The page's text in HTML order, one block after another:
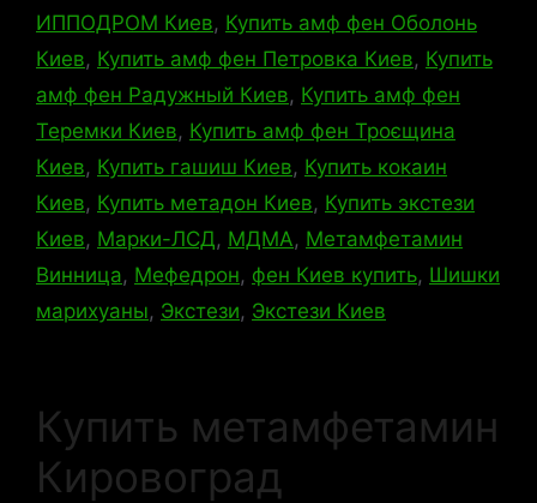
ИППОДРОМ Киев, Купить амф фен Оболонь
Киев, Купить амф фен Петровка Киев, Купить
амф фен Радужный Киев, Купить амф фен
Теремки Киев, Купить амф фен Троєщина
Киев, Купить гашиш Киев, Купить кокаин
Киев, Купить метадон Киев, Купить экстези
Киев, Марки-ЛСД, МДМА, Метамфетамин
Винница, Мефедрон, фен Киев купить, Шишки
марихуаны, Экстези, Экстези Киев
Купить метамфетамин
Кировоград